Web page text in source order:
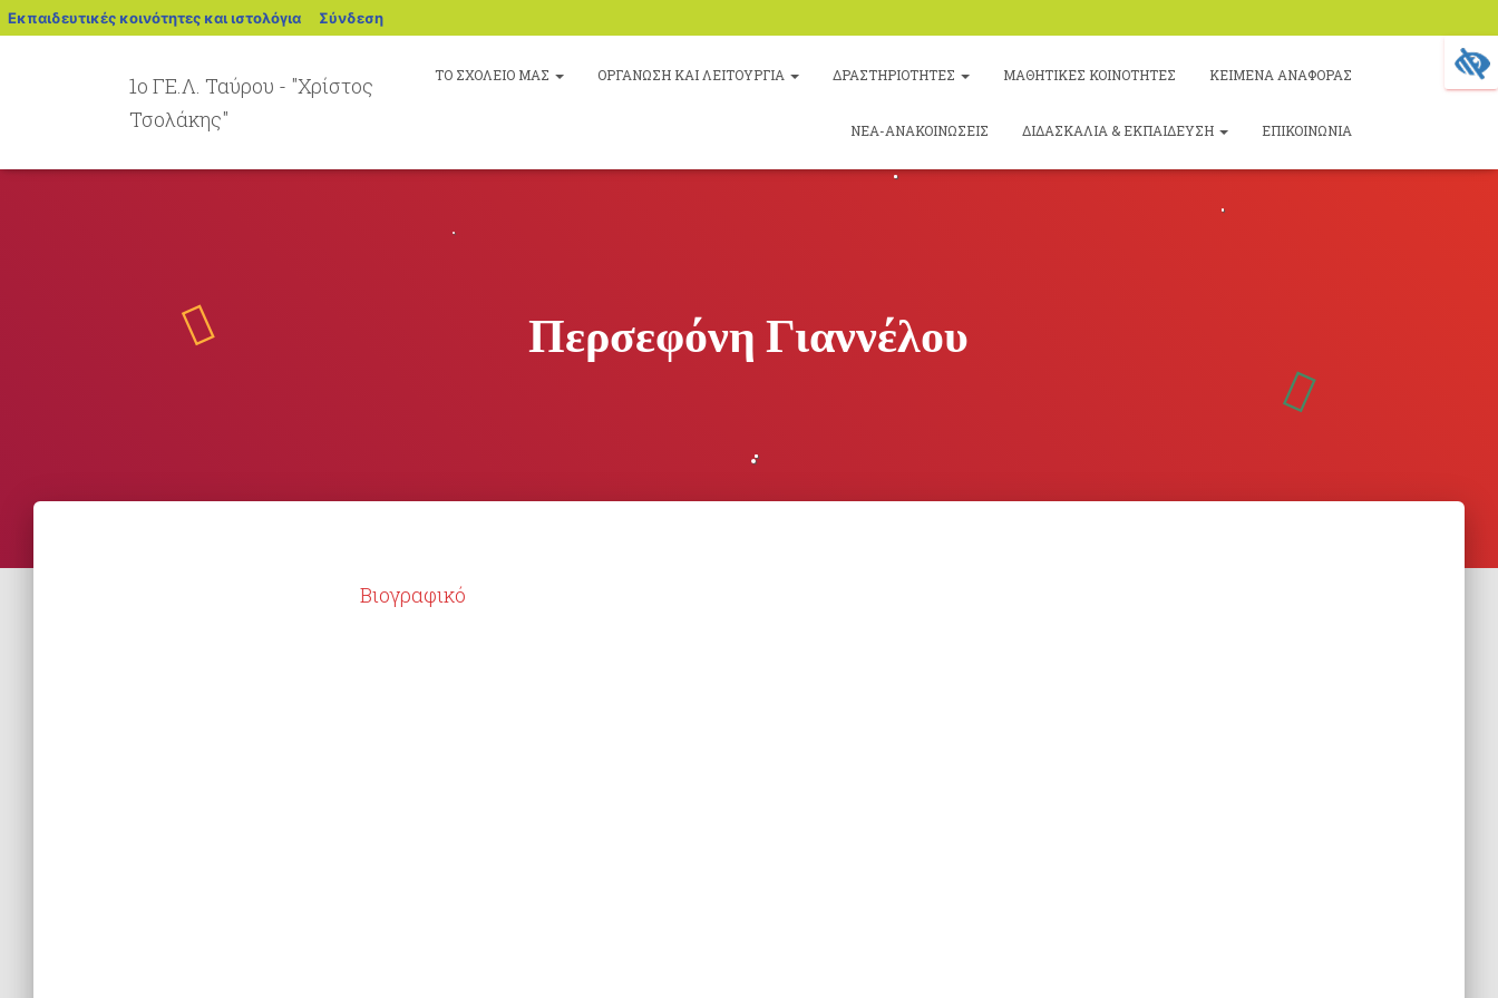
Εκπαιδευτικές κοινότητες και ιστολόγια blogs.sch.gr
Σύνδεση
1ο ΓΕ.Λ. Ταύρου - "Χρίστος
Τσολάκης"
ΤΟ ΣΧΟΛΕΙΟ ΜΑΣ ΟΡΓΑΝΩΣΗ ΚΑΙ ΛΕΙΤΟΥΡΓΙΑ ΔΡΑΣΤΗΡΙΟΤΗΤΕΣ ΜΑΘΗΤΙΚΕΣ ΚΟΙΝΟΤΗΤΕΣ ΚΕΙΜΕΝΑ ΑΝΑΦΟΡΑΣ
ΝΕΑ-ΑΝΑΚΟΙΝΩΣΕΙΣ ΔΙΔΑΣΚΑΛΙΑ & ΕΚΠΑΙΔΕΥΣΗ ΕΠΙΚΟΙΝΩΝΙΑ
Περσεφόνη Γιαννέλου
Βιογραφικό